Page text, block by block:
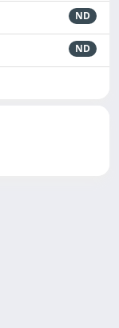
ND
ND